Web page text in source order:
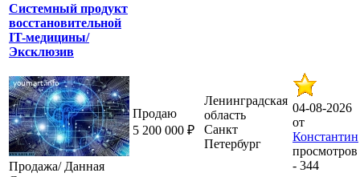
Системный продукт
восстановительной
IT-медицины/
Эксклюзив
Продажа/ Данная
Продаю
5 200 000 ₽
Ленинградская
область
Санкт
Петербург
04-08-2026
от
Константин
просмотров
- 344